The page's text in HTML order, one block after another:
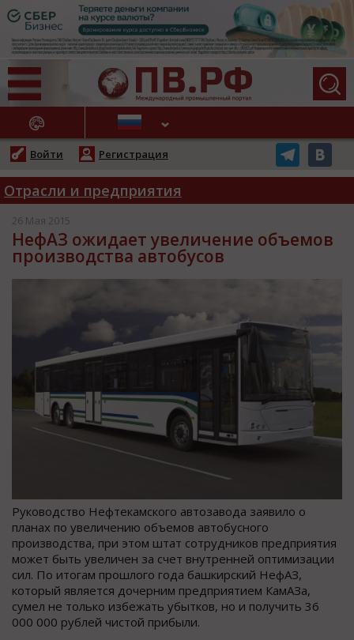
НОВОСТИ
Войти Регистрация
Отрасли и предприятия
26 Мая 2015
НефАЗ ожидает увеличение объемов
производства автобусов
Руководство Нефтекамского автозавода заявило о
планах по увеличению объемов автобусного
производства, при этом штат сотрудников предприятия
может быть увеличен за счет внутренней оптимизации
сил. По итогам прошлого года башкирский НефАЗ,
который является дочерним предприятием КамАЗа,
сумел не только избежать убытков, но и получить 36
000 000 рублей чистой прибыли.